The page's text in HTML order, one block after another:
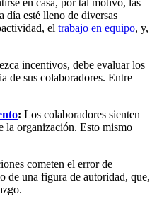
día esté lleno de diversas
el trabajo en equipo, y,
incentivos, debe evaluar los
de sus colaboradores. Entre
: Los colaboradores sienten
la organización. Esto mismo
cometen el error de
de una figura de autoridad, que,